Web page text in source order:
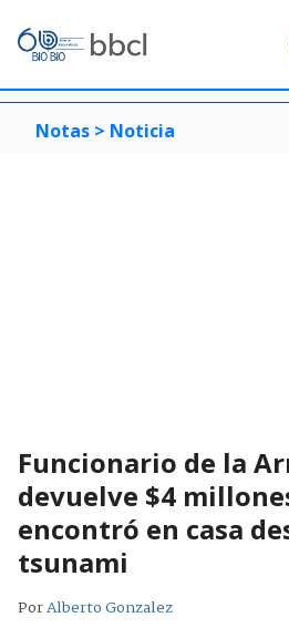
Notas > Noticia
Funcionario de la
devuelve $4
encontró en casa
tsunami
PorAlberto Gonzalez